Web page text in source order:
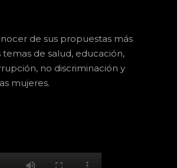
de sus propuestas más
de salud, educación,
no discriminación y
mujeres.